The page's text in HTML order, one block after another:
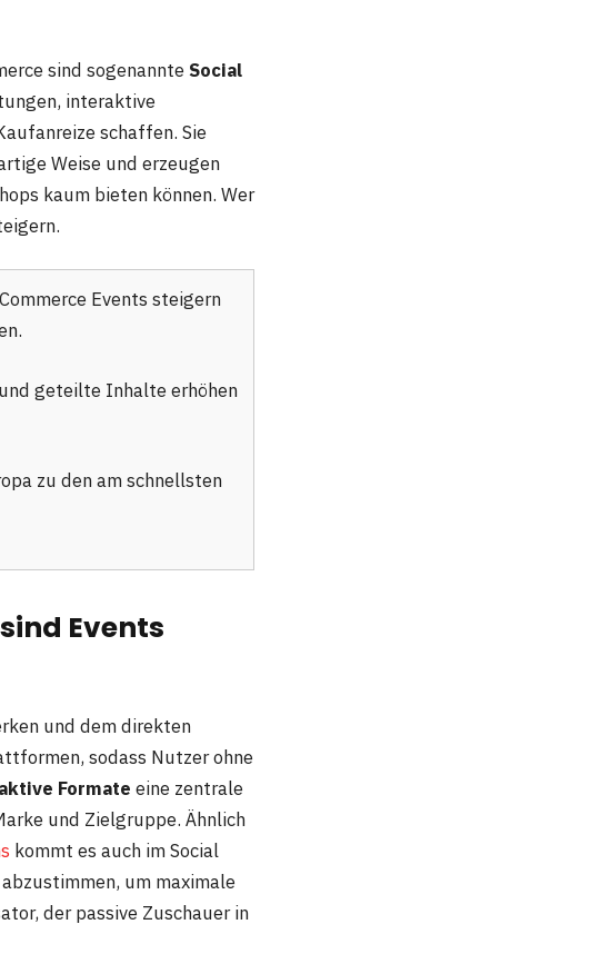
sind sogenannte Social
interaktive
schaffen. Sie
Weise und erzeugen
kaum bieten können. Wer
Events steigern
geteilte Inhalte erhöhen
zu den am schnellsten
Events
und dem direkten
sodass Nutzer ohne
Formate eine zentrale
und Zielgruppe. Ähnlich
kommt es auch im Social
um maximale
der passive Zuschauer in